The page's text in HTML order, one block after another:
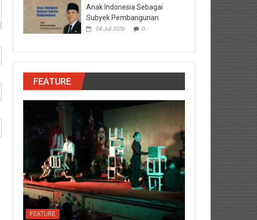
Anak Indonesia Sebagai
Subyek Pembangunan
24 Juli 2026 0
FEATURE
FEATURE